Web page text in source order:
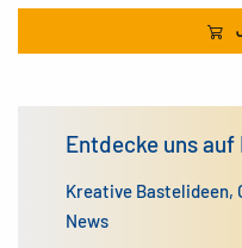
Entdecke uns
Kreative Bastelideen,
News